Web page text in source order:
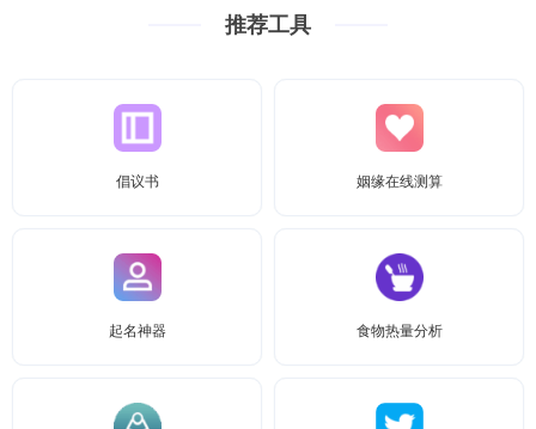
推荐工具
倡议书 姻缘在线测算
起名神器 食物热量分析